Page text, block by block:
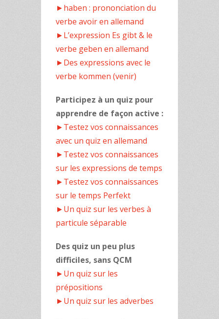
►haben : prononciation du
verbe avoir en allemand
►L’expression Es gibt & le
verbe geben en allemand
►Des expressions avec le
verbe kommen (venir)
Participez à un quiz pour
apprendre de façon active :
►Testez vos connaissances
avec un quiz en allemand
►Testez vos connaissances
sur les expressions de temps
►Testez vos connaissances
sur le temps Perfekt
►Un quiz sur les verbes à
particule séparable
Des quiz un peu plus
difficiles, sans QCM
►Un quiz sur les
prépositions
►Un quiz sur les adverbes